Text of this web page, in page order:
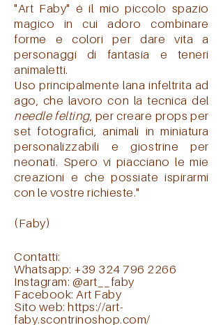
"Art Faby" é il mio piccolo spazio
magico in cui adoro combinare
forme e colori per dare vita a
personaggi di fantasia e teneri
animaletti.
Uso principalmente lana infeltrita ad
ago, che lavoro con la tecnica del
needle felting, per creare props per
set fotografici, animali in miniatura
personalizzabili e giostrine per
neonati. Spero vi piacciano le mie
creazioni e che possiate ispirarmi
con le vostre richieste."
(Faby)
Contatti:
Whatsapp: +39 324 796 2266
Instagram: @art__faby
Facebook: Art Faby
Sito web:https://art-
faby.scontrinoshop.com/